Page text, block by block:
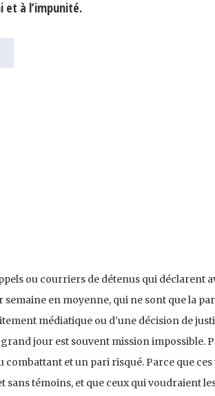
et à l’impunité.
ou courriers de détenus qui déclarent
en moyenne, qui ne sont que la
médiatique ou d’une décision de
jour est souvent mission impossible.
et un pari risqué. Parce que
sans témoins, et que ceux qui voudraient